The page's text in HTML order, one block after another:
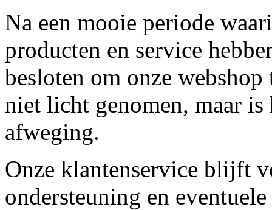
Na een mooie periode
producten en service
besloten om onze
niet licht genomen, maar
afweging.
Onze klantenservice blijft
ondersteuning en